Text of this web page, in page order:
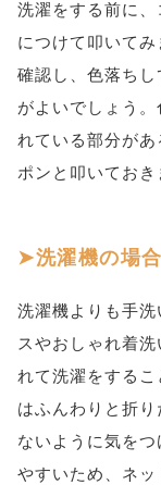
洗濯をする前に
につけて叩いて
確認し、色落ち
がよいでしょう
れている部分が
ポンと叩いておき
洗濯機の場合
洗濯機よりも手
スやおしゃれ着
れて洗濯をする
はふんわりと折
ないように気を
やすいため、ネ